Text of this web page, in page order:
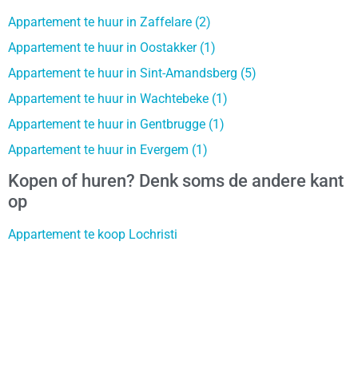
Appartement te huur in Zaffelare (2)
Appartement te huur in Oostakker (1)
Appartement te huur in Sint-Amandsberg (5)
Appartement te huur in Wachtebeke (1)
Appartement te huur in Gentbrugge (1)
Appartement te huur in Evergem (1)
Kopen of huren? Denk soms de andere kant
op
Appartement te koop Lochristi